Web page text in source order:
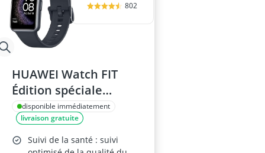
802
HUAWEI Watch FIT
Édition spéciale
AMOLED 1,64" GPS
disponible immédiatement
livraison gratuite
Suivi de la santé : suivi